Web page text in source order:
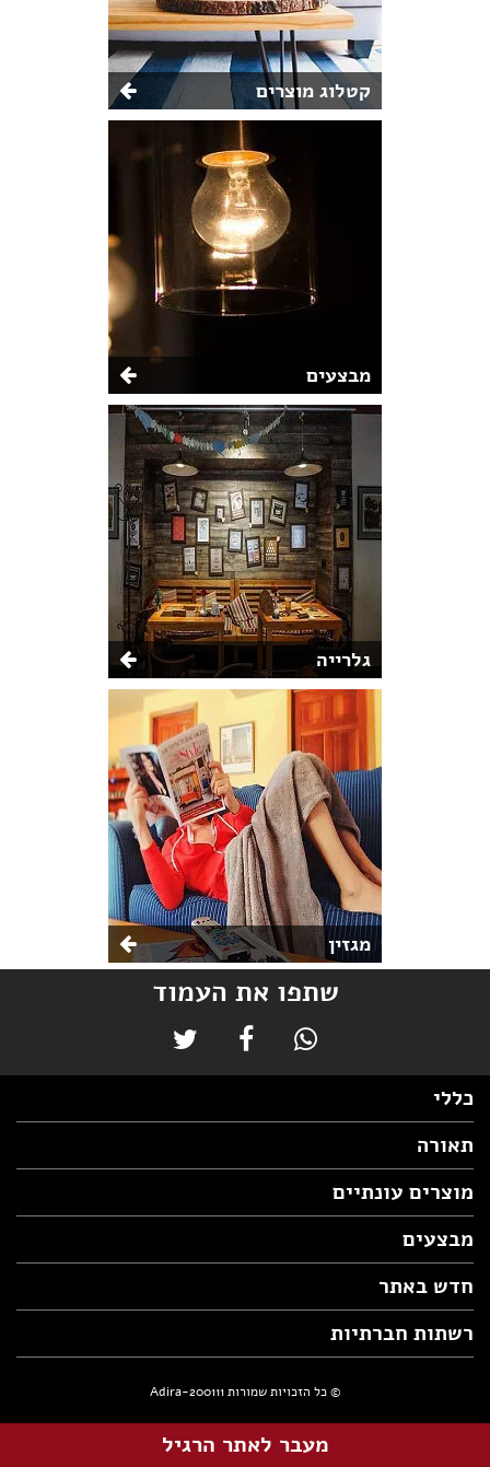
קטלוג מוצרים
מבצעים
גלרייה
מגזין
שתפו את העמוד
כללי
תאורה
מוצרים עונתיים
מבצעים
חדש באתר
רשתות חברתיות
© כל הזכויות שמורות Adira-200111
מעבר לאתר הרגיל